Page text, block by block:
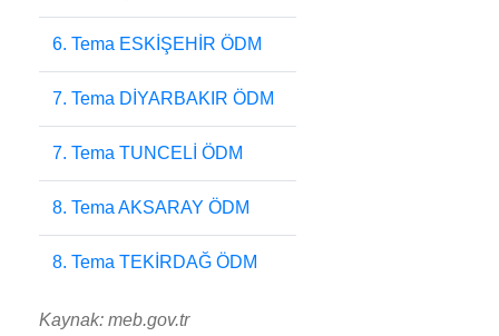
6. Tema ESKİŞEHİR ÖDM
7. Tema DİYARBAKIR ÖDM
7. Tema TUNCELİ ÖDM
8. Tema AKSARAY ÖDM
8. Tema TEKİRDAĞ ÖDM
Kaynak: meb.gov.tr